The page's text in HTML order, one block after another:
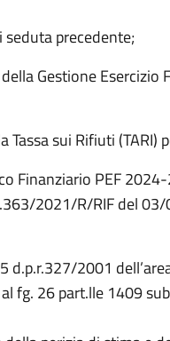
precedente;
Gestione
Tassa sui Rifiuti (TARI)
Finanziario PEF
2021/R/RIF del
d.p.r.327/2001
fg. 26 part.lle 1409